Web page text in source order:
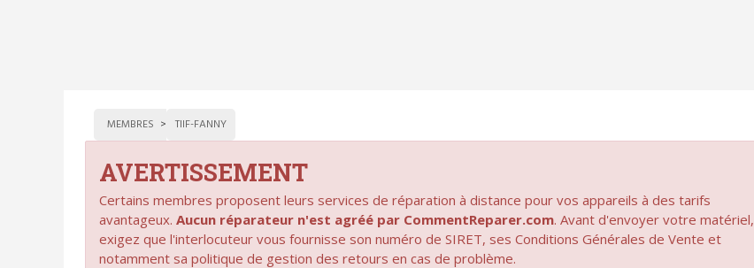
MEMBRES TIIF-FANNY
AVERTISSEMENT
Certains membres proposent leurs services de réparation à distance pour vos appareils à des tarifs
avantageux. Aucun réparateur n'est agréé par CommentReparer.com. Avant d'envoyer votre matériel,
exigez que l'interlocuteur vous fournisse son numéro de SIRET, ses Conditions Générales de Vente et
notamment sa politique de gestion des retours en cas de problème.